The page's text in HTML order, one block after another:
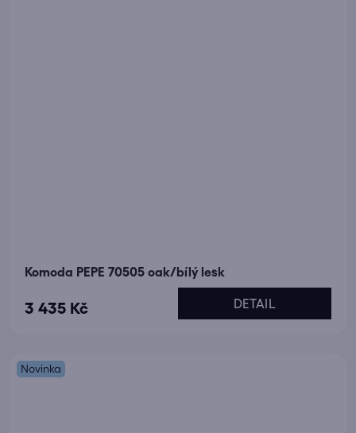
Komoda PEPE 70505 oak/bílý lesk
3 435 Kč DETAIL
Novinka